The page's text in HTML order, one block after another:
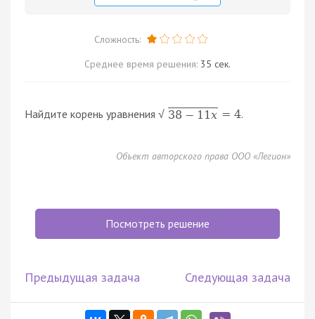
Сложность:
Среднее время решения: 35 сек.
Найдите корень уравнения √ 38 − 11 x = 4.
Объект авторского права ООО «Легион»
Посмотреть решение
Предыдущая задача Следующая задача